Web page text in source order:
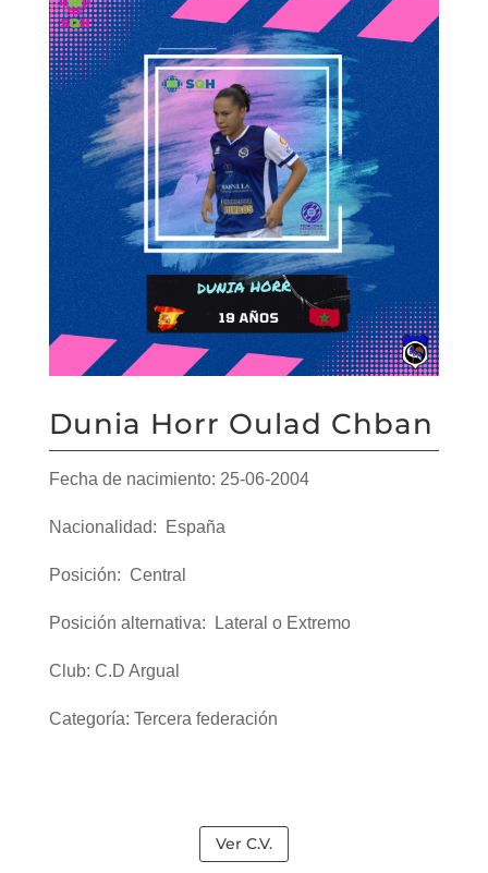
Dunia Horr Oulad Chban
Fecha de nacimiento: 25-06-2004
Nacionalidad: España
Posición: Central
Posición alternativa: Lateral o Extremo
Club: C.D Argual
Categoría: Tercera federación
Ver C.V.